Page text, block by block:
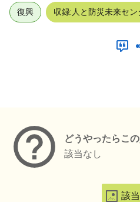
復興 収録:人と防災未来セ
どうやったらこ
該当なし
該